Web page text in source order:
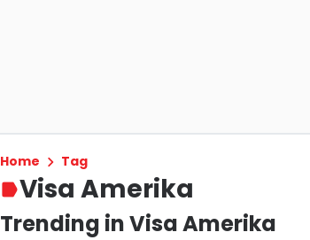
Home Tag
Visa Amerika
Trending in Visa Amerika